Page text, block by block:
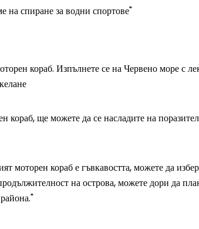
на спиране за водни спортове"
кораб. Изпълнете се на Червено море с
ще можете да се насладите на
моторен кораб е гъвкавостта, можете да
на острова, можете дори да